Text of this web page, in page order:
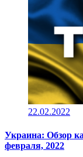
22.02.2022
Украина: Обзор
февраля, 2022